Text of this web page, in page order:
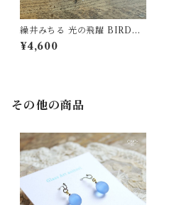
繰井みちる 光の飛躍 BIRD&E
GGプチネックレス
¥4,600
その他の商品